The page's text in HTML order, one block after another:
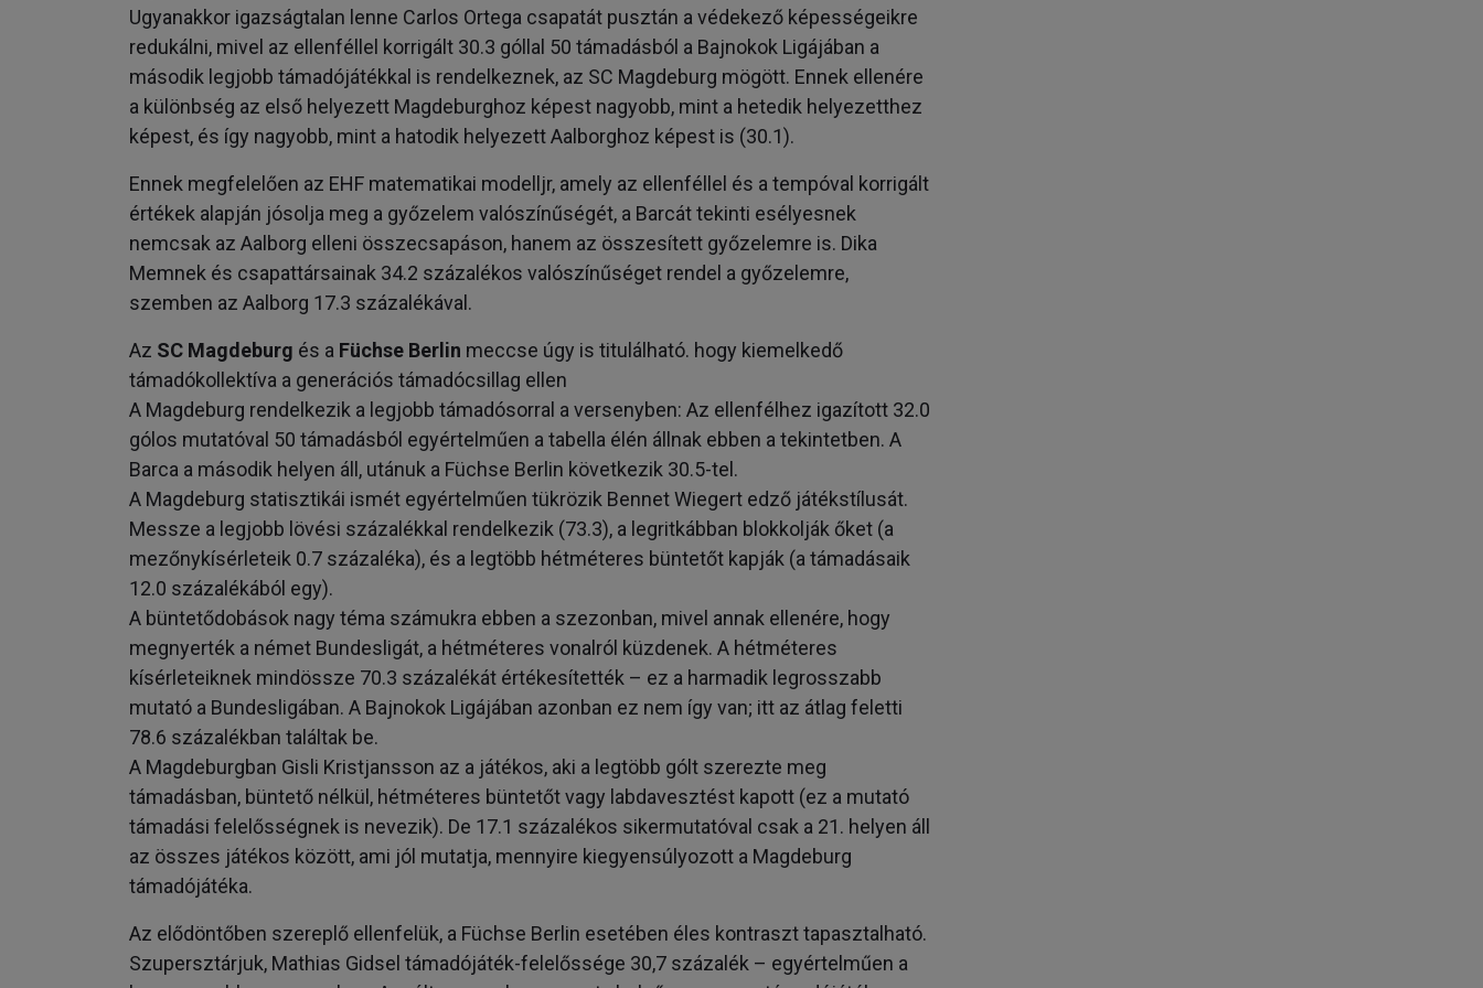
Ugyanakkor igazságtalan lenne Carlos Ortega csapatát pusztán a védekező képességeikre
redukálni, mivel az ellenféllel korrigált 30.3 góllal 50 támadásból a Bajnokok Ligájában a
második legjobb támadójátékkal is rendelkeznek, az SC Magdeburg mögött. Ennek ellenére
a különbség az első helyezett Magdeburghoz képest nagyobb, mint a hetedik helyezetthez
képest, és így nagyobb, mint a hatodik helyezett Aalborghoz képest is (30.1).
Ennek megfelelően az EHF matematikai modelljr, amely az ellenféllel és a tempóval korrigált
értékek alapján jósolja meg a győzelem valószínűségét, a Barcát tekinti esélyesnek
nemcsak az Aalborg elleni összecsapáson, hanem az összesített győzelemre is. Dika
Memnek és csapattársainak 34.2 százalékos valószínűséget rendel a győzelemre,
szemben az Aalborg 17.3 százalékával.
Az SC Magdeburg és a Füchse Berlin meccse úgy is titulálható. hogy kiemelkedő
támadókollektíva a generációs támadócsillag ellen
A Magdeburg rendelkezik a legjobb támadósorral a versenyben: Az ellenfélhez igazított 32.0
gólos mutatóval 50 támadásból egyértelműen a tabella élén állnak ebben a tekintetben. A
Barca a második helyen áll, utánuk a Füchse Berlin következik 30.5-tel.
A Magdeburg statisztikái ismét egyértelműen tükrözik Bennet Wiegert edző játékstílusát.
Messze a legjobb lövési százalékkal rendelkezik (73.3), a legritkábban blokkolják őket (a
mezőnykísérleteik 0.7 százaléka), és a legtöbb hétméteres büntetőt kapják (a támadásaik
12.0 százalékából egy).
A büntetődobások nagy téma számukra ebben a szezonban, mivel annak ellenére, hogy
megnyerték a német Bundesligát, a hétméteres vonalról küzdenek. A hétméteres
kísérleteiknek mindössze 70.3 százalékát értékesítették – ez a harmadik legrosszabb
mutató a Bundesligában. A Bajnokok Ligájában azonban ez nem így van; itt az átlag feletti
78.6 százalékban találtak be.
A Magdeburgban Gisli Kristjansson az a játékos, aki a legtöbb gólt szerezte meg
támadásban, büntető nélkül, hétméteres büntetőt vagy labdavesztést kapott (ez a mutató
támadási felelősségnek is nevezik). De 17.1 százalékos sikermutatóval csak a 21. helyen áll
az összes játékos között, ami jól mutatja, mennyire kiegyensúlyozott a Magdeburg
támadójátéka.
Az elődöntőben szereplő ellenfelük, a Füchse Berlin esetében éles kontraszt tapasztalható.
Szupersztárjuk, Mathias Gidsel támadójáték-felelőssége 30,7 százalék – egyértelműen a